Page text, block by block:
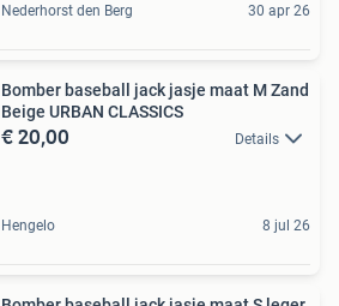
Nederhorst den Berg 30 apr 26
Bomber baseball jack jasje maat M Zand
Beige URBAN CLASSICS
€ 20,00 Details
Hengelo 8 jul 26